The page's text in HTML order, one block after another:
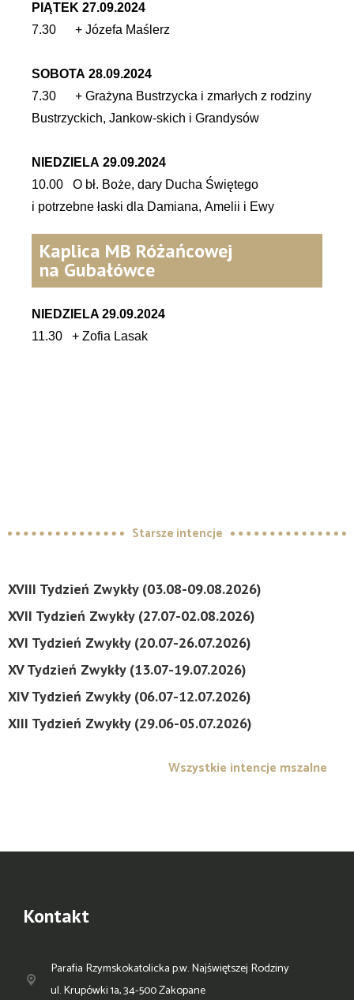
PIĄTEK 27.09.2024
7.30 + Józefa Maślerz
SOBOTA 28.09.2024
7.30 + Grażyna Bustrzycka i zmarłych z rodziny
Bustrzyckich, Jankow-skich i Grandysów
NIEDZIELA 29.09.2024
10.00 O bł. Boże, dary Ducha Świętego
i potrzebne łaski dla Damiana, Amelii i Ewy
Kaplica MB Różańcowej
na Gubałówce
NIEDZIELA 29.09.2024
11.30 + Zofia Lasak
Starsze intencje
XVIII Tydzień Zwykły (03.08-09.08.2026)
XVII Tydzień Zwykły (27.07-02.08.2026)
XVI Tydzień Zwykły (20.07-26.07.2026)
XV Tydzień Zwykły (13.07-19.07.2026)
XIV Tydzień Zwykły (06.07-12.07.2026)
XIII Tydzień Zwykły (29.06-05.07.2026)
Wszystkie intencje mszalne
Kontakt
Parafia Rzymskokatolicka p.w. Najświętszej Rodziny
ul. Krupówki 1a, 34-500 Zakopane